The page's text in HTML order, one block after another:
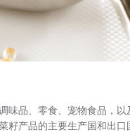
味品、零食、宠物食品，
籽产品的主要生产国和出